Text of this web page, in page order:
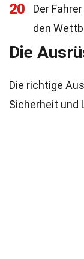
20
Der
den
Die
Die richtige
Sicherheit und